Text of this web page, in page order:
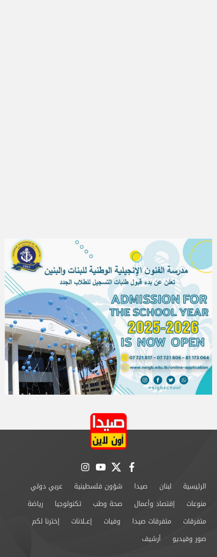
facebook
twitter
youtube
instagram
الرئيسية لبنان صيدا شؤون فلسطينية
عربي دولي
منوعات
إقتصاد وأعمال صحة وطب تكنولوجيا
رياضة
متفرقات
متفرقات صيدا وفيات إعــلانات
إخترنا لكم
صور وفيديو
أرشيف